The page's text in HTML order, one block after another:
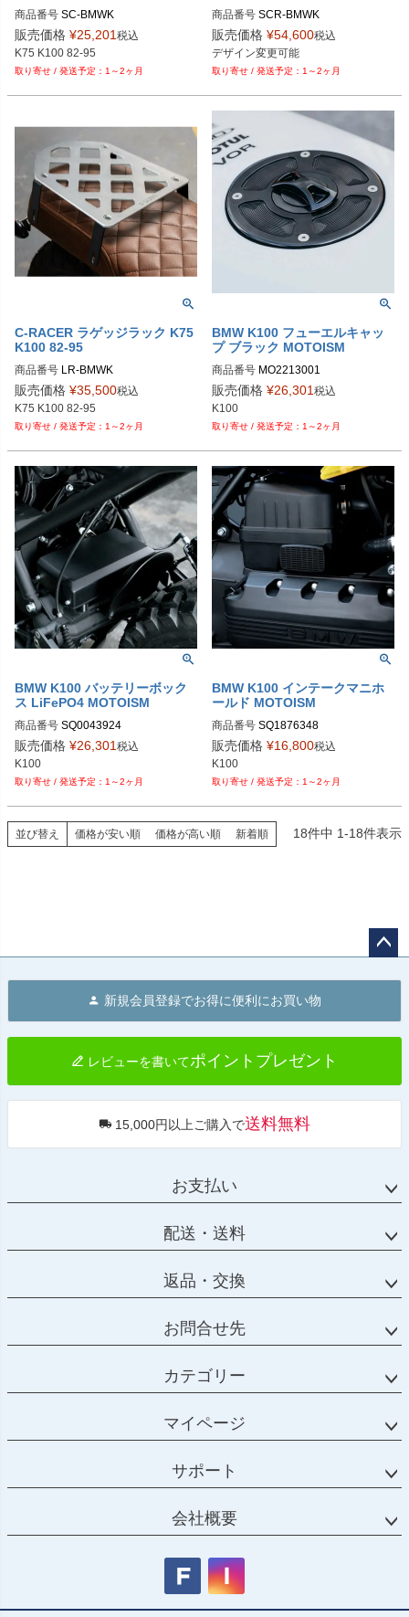
商品番号
販売価格 ¥25,201 税込
1～2ヶ月
商品番号
販売価格 ¥54,600税込
1～2ヶ月
C-RACER ラゲッジラック K75
K100 82-95
商品番号
販売価格 ¥35,500税込
1～2ヶ月
BMW K100 フューエルキャッ
プ ブラック MOTOISM
商品番号
販売価格 ¥26,301 税込
K100
1～2ヶ月
BMW K100 バッテリーボック
ス LiFePO4 MOTOISM
商品番号
販売価格 ¥26,301 税込
K100
1～2ヶ月
BMW K100 インテークマニホ
ールド MOTOISM
商品番号
販売価格 ¥16,800税込
K100
1～2ヶ月
並び替え 価格が安い順 価格が高い順 新着順 18件中 1-18件表示
へ
新規会員登録でお得に便利にお買い物
レビューを書いてポイントプレゼント
15,000円以上ご購入で送料無料
お支払い
配送・送料
返品・交換
お問合せ先
カテゴリー
マイページ
サポート
会社概要